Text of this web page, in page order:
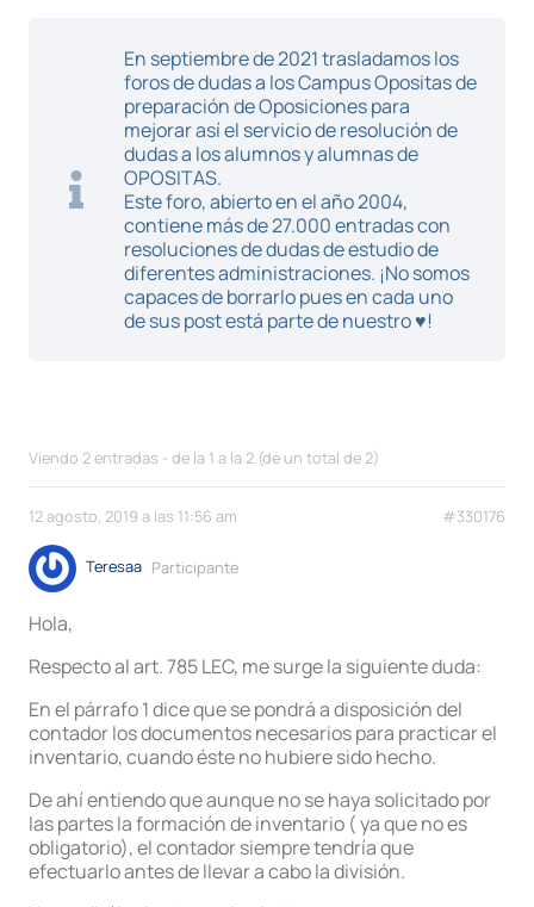
En septiembre de 2021 trasladamos los
foros de dudas a los Campus Opositas de
preparación de Oposiciones para
mejorar así el servicio de resolución de
dudas a los alumnos y alumnas de
OPOSITAS.
Este foro, abierto en el año 2004,
contiene más de 27.000 entradas con
resoluciones de dudas de estudio de
diferentes administraciones. ¡No somos
capaces de borrarlo pues en cada uno
de sus post está parte de nuestro ♥!
Viendo 2 entradas - de la 1 a la 2 (de un total de 2)
12 agosto, 2019 a las 11:56 am #330176
Teresaa Participante
Hola,
Respecto al art. 785 LEC, me surge la siguiente duda:
En el párrafo 1 dice que se pondrá a disposición del
contador los documentos necesarios para practicar el
inventario, cuando éste no hubiere sido hecho.
De ahí entiendo que aunque no se haya solicitado por
las partes la formación de inventario ( ya que no es
obligatorio), el contador siempre tendría que
efectuarlo antes de llevar a cabo la división.